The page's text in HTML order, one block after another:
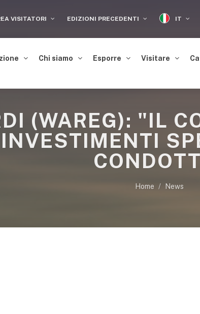
VISITATORI EDIZIONI PRECEDENTI IT
Chi siamo Esporre Visitare
(WAREG): "IL
Home News